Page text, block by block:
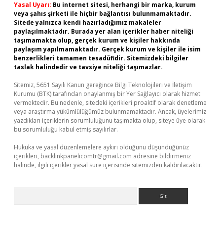
Yasal Uyarı: Bu internet sitesi, herhangi bir marka, kurum
veya şahıs şirketi ile hiçbir bağlantısı bulunmamaktadır.
Sitede yalnızca kendi hazırladığımız makaleler
paylaşılmaktadır. Burada yer alan içerikler haber niteliği
taşımamakta olup, gerçek kurum ve kişiler hakkında
paylaşım yapılmamaktadır. Gerçek kurum ve kişiler ile isim
benzerlikleri tamamen tesadüfidir. Sitemizdeki bilgiler
taslak halindedir ve tavsiye niteliği taşımazlar.
Sitemiz, 5651 Sayılı Kanun gereğince Bilgi Teknolojileri ve İletişim
Kurumu (BTK) tarafından onaylanmış bir Yer Sağlayıcı olarak hizmet
vermektedir. Bu nedenle, sitedeki içerikleri proaktif olarak denetleme
veya araştırma yükümlülüğümüz bulunmamaktadır. Ancak, üyelerimiz
yazdıkları içeriklerin sorumluluğunu taşımakta olup, siteye üye olarak
bu sorumluluğu kabul etmiş sayılırlar.
Hukuka ve yasal düzenlemelere aykırı olduğunu düşündüğünüz
içerikleri, backlinkpanelicomtr@gmail.com adresine bildirmeniz
halinde, ilgili içerikler yasal süre içerisinde sitemizden kaldırılacaktır.